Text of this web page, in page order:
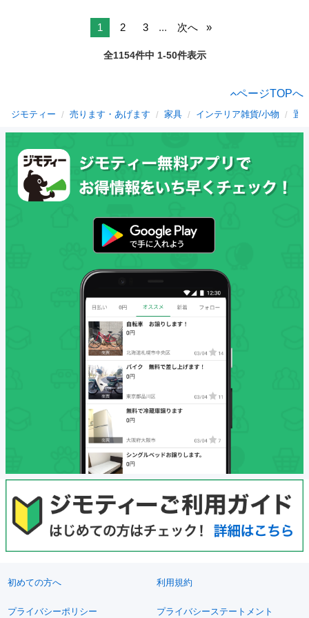
1 2 3 ... 次へ
全1154件中 1-50件表示
ページTOPへ
ジモティー 売ります・あげます 家具 インテリア雑貨/小物 置
初めての方へ 利用規約
プライバシーポリシー プライバシーステートメント